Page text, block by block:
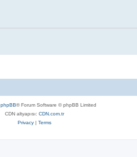
phpBB® Forum Software © phpBB Limited
CDN altyapısı: CDN.com.tr
Privacy| Terms